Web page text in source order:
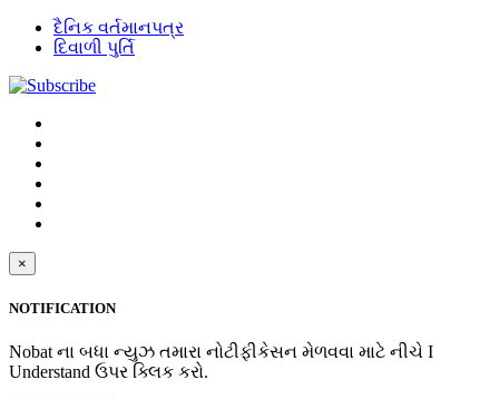
દૈનિક વર્તમાનપત્ર
દિવાળી પુર્તિ
×
NOTIFICATION
Nobat ના બધા ન્યુઝ તમારા નોટીફીકેસન મેળવવા માટે નીચે I
Understand ઉપર ક્લિક કરો.